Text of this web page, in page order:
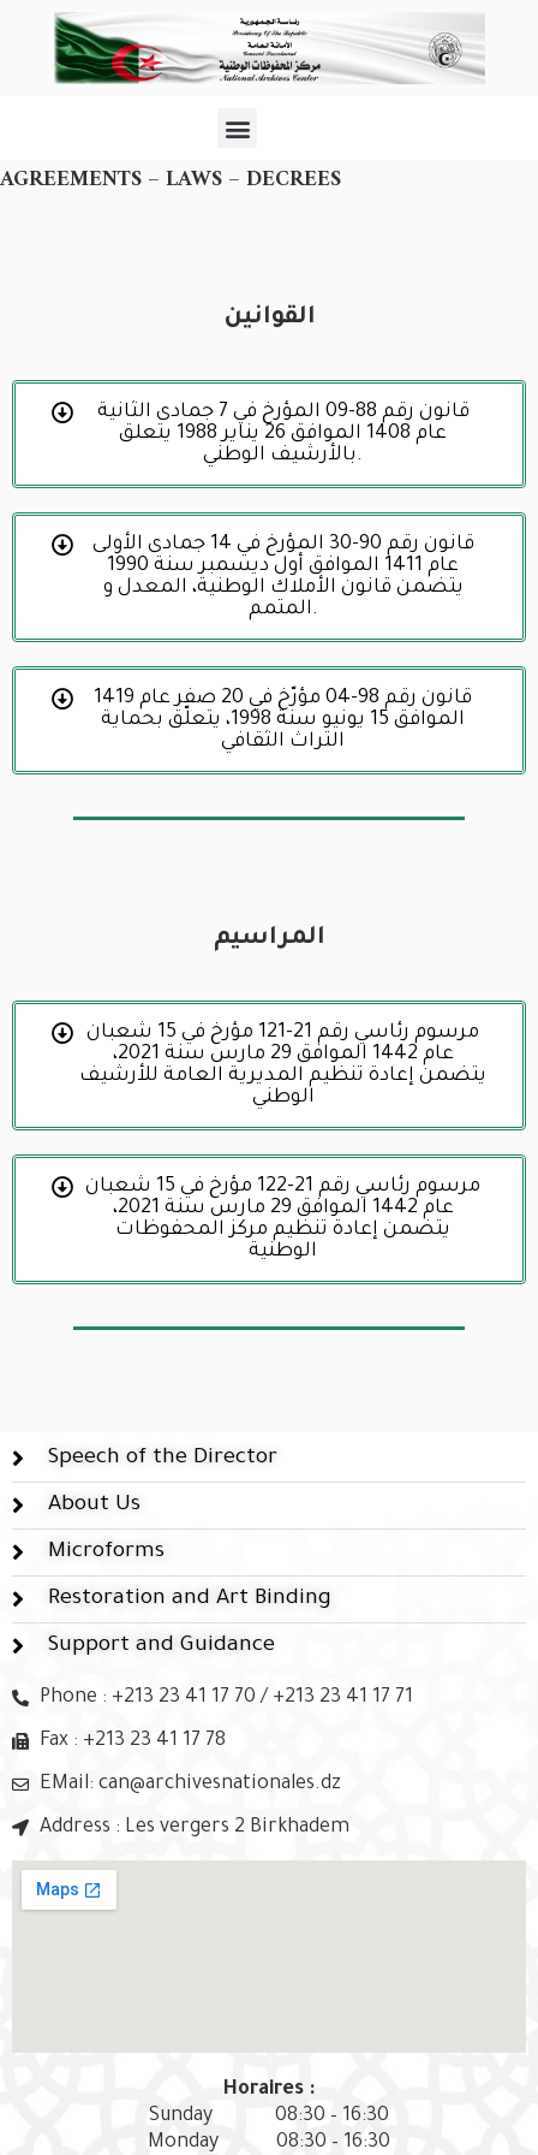
AGREEMENTS – LAWS – DECREES
القوانين
قانون رقم 88-09 المؤرخ في 7 جمادى الثانية
عام 1408 الموافق 26 يناير 1988 يتعلق
بالأرشيف الوطني.
قانون رقم 90-30 المؤرخ في 14 جمادى الأولى
عام 1411 الموافق أول ديسمبر سنة 1990
يتضمن قانون الأملاك الوطنية، المعدل و
المتمم.
قانون رقم 98-04 مؤرّخ في 20 صفر عام 1419
الموافق 15 يونيو سنة 1998، يتعلّق بحماية
التراث الثقافي
المراسيم
مرسوم رئاسي رقم 21-121 مؤرخ في 15 شعبان
عام 1442 الموافق 29 مارس سنة 2021،
يتضمن إعادة تنظيم المديرية العامة للأرشيف
الوطني
مرسوم رئاسي رقم 21-122 مؤرخ في 15 شعبان
عام 1442 الموافق 29 مارس سنة 2021،
يتضمن إعادة تنظيم مركز المحفوظات
الوطنية
Speech of the Director
About Us
Microforms
Restoration and Art Binding
Support and Guidance
Phone : +213 23 41 17 70 / +213 23 41 17 71
Fax : +213 23 41 17 78
EMail: can@archivesnationales.dz
Address : Les vergers 2 Birkhadem
Horaires :
Sunday 08:30 – 16:30
Monday
08:30 – 16:30